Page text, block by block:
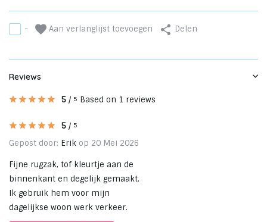
- Aan verlanglijst toevoegen Delen
Reviews
5 / 5 Based on 1 reviews
5 / 5
Gepost door: Erik op 20 Mei 2026
Fijne rugzak, tof kleurtje aan de
binnenkant en degelijk gemaakt.
Ik gebruik hem voor mijn
dagelijkse woon werk verkeer.